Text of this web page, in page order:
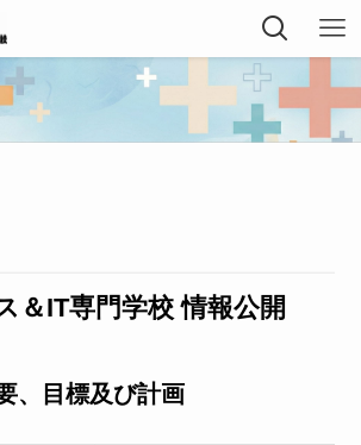
＆IT専門学校 情報公開
、目標及び計画